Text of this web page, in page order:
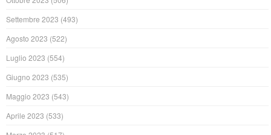
Settembre 2023 (493)
Agosto 2023 (522)
Luglio 2023 (554)
Giugno 2023 (535)
Maggio 2023 (543)
Aprile 2023 (533)